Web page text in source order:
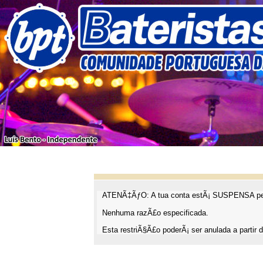
ATENÃ‡ÃƒO: A tua conta estÃ¡ SUSPENSA
Nenhuma razÃ£o especificada.
Esta restriÃ§Ã£o poderÃ¡ ser anulada a partir